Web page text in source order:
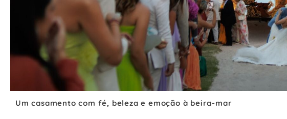
Um casamento com fé, beleza e emoção à beira-mar